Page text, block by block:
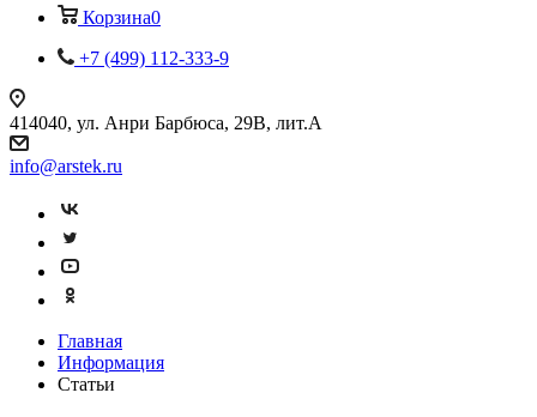
Корзина0
+7 (499) 112-333-9
414040, ул. Анри Барбюса, 29В, лит.А
info@arstek.ru
Главная
Информация
Статьи